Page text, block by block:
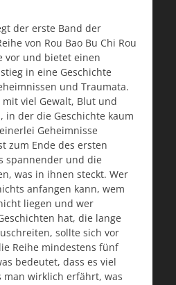
der erste Band der
von Rou Bao Bu Chi Rou
vor und bietet einen
in eine Geschichte
und Traumata.
viel Gewalt, Blut und
in der die Geschichte kaum
Geheimnisse
zum Ende des ersten
spannender und die
was in ihnen steckt. Wer
anfangen kann, wem
liegen und wer
hat, die lange
sollte sich vor
Reihe mindestens fünf
bedeutet, dass es viel
wirklich erfährt, was